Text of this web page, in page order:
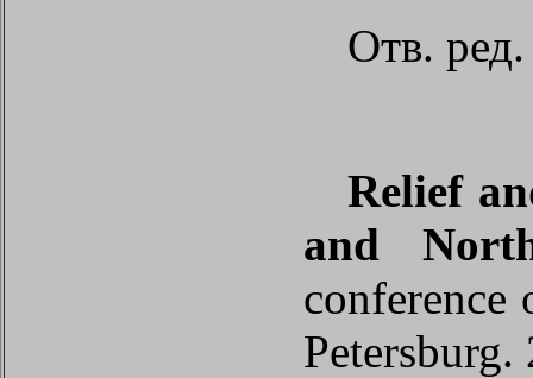
Отв. ред
Relief
and
conference
Petersburg.